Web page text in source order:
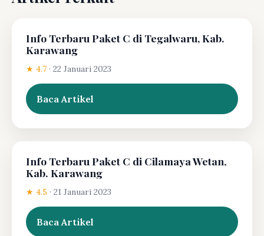
Info Terbaru Paket C di Tegalwaru, Kab.
Karawang
★ 4.7 · 22 Januari 2023
Baca Artikel
Info Terbaru Paket C di Cilamaya Wetan,
Kab. Karawang
★ 4.5 · 21 Januari 2023
Baca Artikel